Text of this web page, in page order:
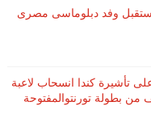
تستقبل وفد دبلوماسى مصرى
تأشيرة كندا انسحاب لاعبة
بطولة ​تورنتو​المفتوحة